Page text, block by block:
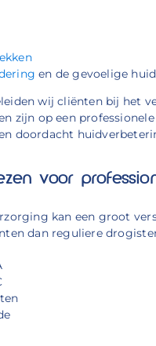
en de gevoelige huid
wij cliënten bij het
zijn op een
doordacht
voor
kan een groot
dan reguliere